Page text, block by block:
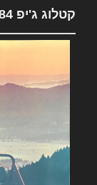
קטלוג ג'יפ 1984